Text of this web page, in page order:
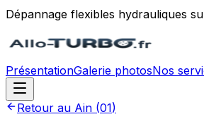
Dépannage flexibles hydrauliques
PrésentationGalerie photosNos
Retour au Ain (01)